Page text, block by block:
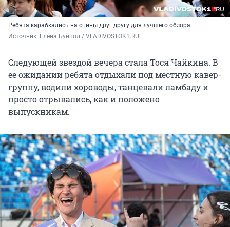
Ребята карабкались на спины друг другу для лучшего обзора
Источник: Елена Буйвол / VLADIVOSTOK1.RU
Следующей звездой вечера стала Тося Чайкина. В
ее ожидании ребята отдыхали под местную кавер-
группу, водили хороводы, танцевали ламбаду и
просто отрывались, как и положено
выпускникам.